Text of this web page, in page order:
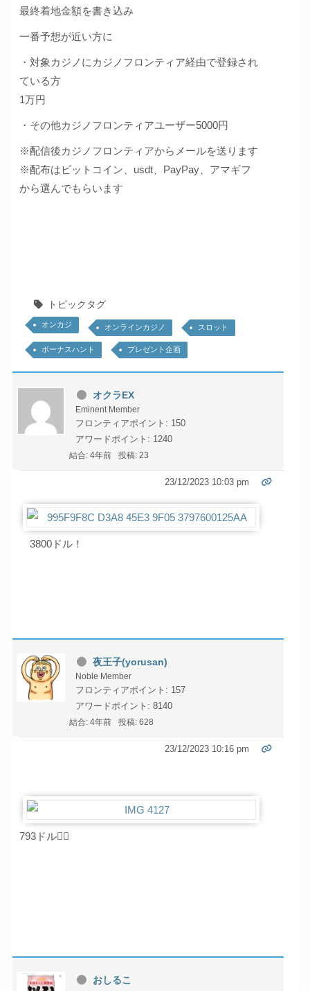
最終着地金額を書き込み
一番予想が近い方に
・対象カジノにカジノフロンティア経由で登録され
ている方
1万円
・その他カジノフロンティアユーザー5000円
※配信後カジノフロンティアからメールを送ります
※配布はビットコイン、usdt、PayPay、アマギフ
から選んでもらいます
トピックタグ
オンカジ オンラインカジノ スロット
ボーナスハント プレゼント企画
オクラEX
Eminent Member
フロンティアポイント: 150
アワードポイント: 1240
結合: 4年前 投稿: 23
23/12/2023 10:03 pm
3800ドル！
夜王子(yorusan)
Noble Member
フロンティアポイント: 157
アワードポイント: 8140
結合: 4年前 投稿: 628
23/12/2023 10:16 pm
793ドル🙇‍♂️
おしるこ